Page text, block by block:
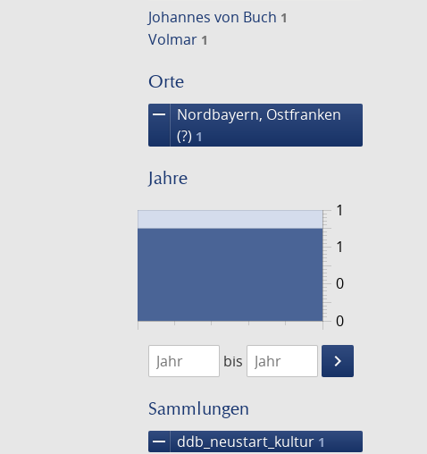
Johannes von Buch 1
Volmar 1
Orte
remove
Nordbayern, Ostfranken
(?) 1
Jahre
0
1
0
1
1474
1475
bis
keyboard_arrow_right
Suche
Sammlungen
remove ddb_neustart_kultur 1